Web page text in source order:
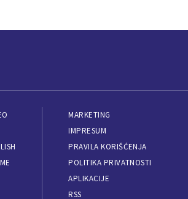
MARKETING
IMPRESUM
PRAVILA KORIŠĆENJA
POLITIKA PRIVATNOSTI
APLIKACIJE
RSS